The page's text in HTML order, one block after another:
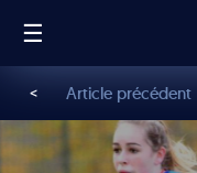
☰
< Article précédent